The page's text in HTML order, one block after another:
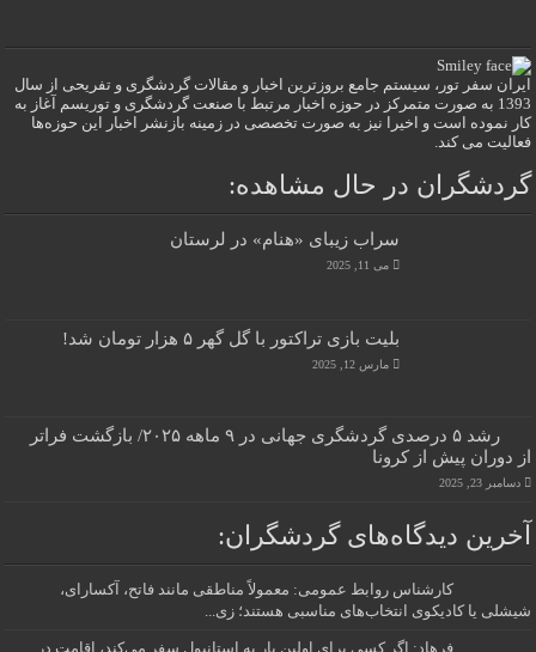
ایران سفر تور، سیستم جامع بروزترین اخبار و مقالات گردشگری و تفریحی از سال
1393 به صورت متمرکز در حوزه اخبار مرتبط با صنعت گردشگری و توریسم آغاز به
کار نموده است و اخیرا نیز به صورت تخصصی در زمینه بازنشر اخبار این حوزه‌ها
فعالیت می کند.
گردشگران در حال مشاهده:
سراب زیبای «هنام» در لرستان
می 11, 2025
بلیت بازی تراکتور با گل گهر ۵ هزار تومان شد!
مارس 12, 2025
رشد ۵ درصدی گردشگری جهانی در ۹ ماهه ۲۰۲۵/ بازگشت فراتر
از دوران پیش از کرونا
دسامبر 23, 2025
آخرین دیدگاه‌های گردشگران:
کارشناس روابط عمومی: معمولاً مناطقی مانند فاتح، آکسارای،
شیشلی یا کادیکوی انتخاب‌های مناسبی هستند؛ زی...
فرهاد: اگر کسی برای اولین بار به استانبول سفر می‌کند، اقامت در